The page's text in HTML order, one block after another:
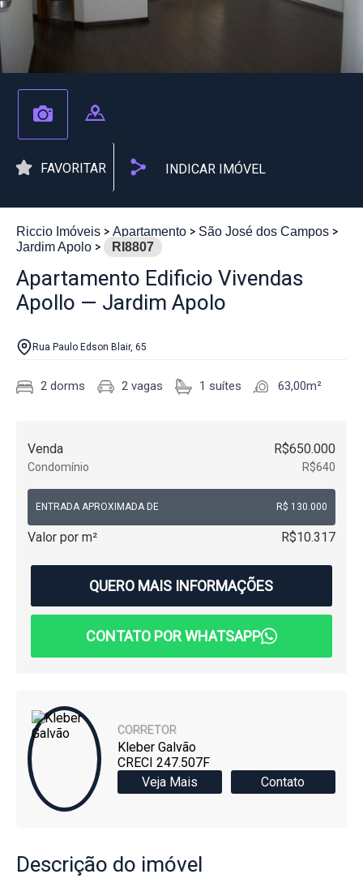
FAVORITAR INDICAR IMÓVEL
Riccio Imóveis Apartamento
São José dos Campos
Jardim Apolo
RI8807
Apartamento Edificio Vivendas
Apollo — Jardim Apolo
Rua Paulo Edson Blair, 65
2 dorms 2 vagas 1 suítes 63,00m²
Venda R$650.000
Condomínio R$640
ENTRADA APROXIMADA DE R$ 130.000
Valor por m² R$10.317
QUERO MAIS INFORMAÇÕES
CONTATO POR WHATSAPP
CORRETOR
Kleber Galvão
CRECI 247.507F
Veja Mais
Contato
Descrição do imóvel